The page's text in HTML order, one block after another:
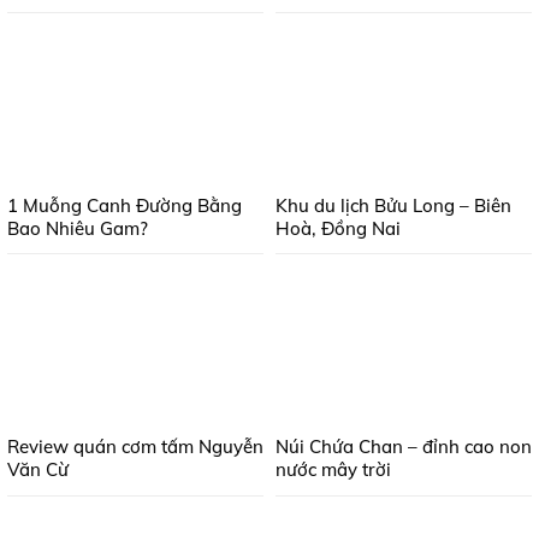
1 Muỗng Canh Đường Bằng
Bao Nhiêu Gam?
Khu du lịch Bửu Long – Biên
Hoà, Đồng Nai
Review quán cơm tấm Nguyễn
Văn Cừ
Núi Chứa Chan – đỉnh cao non
nước mây trời